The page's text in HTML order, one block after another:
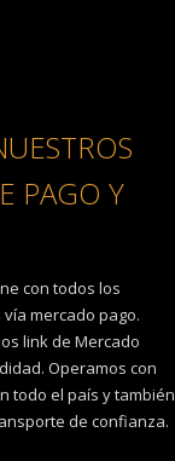
PAGO Y
con todos los
mercado pago.
link de Mercado
Operamos con
todo el país y también
de confianza.